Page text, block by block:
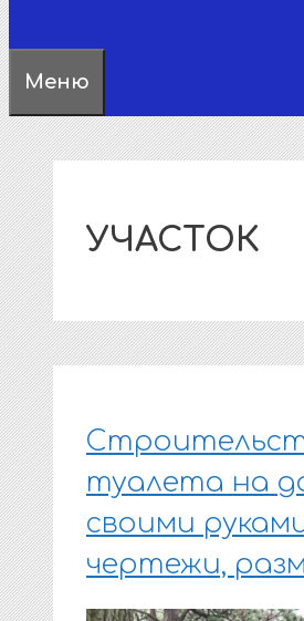
Меню
УЧАСТОК
туалета на
своими
чертежи,